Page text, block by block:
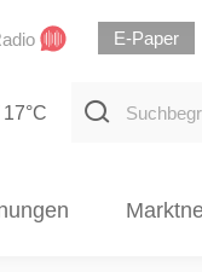
E-Paper
17°C
Suchbegriff